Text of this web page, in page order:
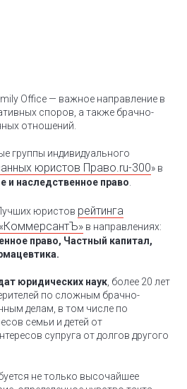
Office — важное направление в
споров, а также брачно-
отношений.
группы индивидуального
юристов Право.ru-300» в
и наследственное право.
юристов рейтинга
в направлениях:
право, Частный капитал,
юридических наук, более 20 лет
по сложным брачно-
делам, в том числе по
семьи и детей от
супруга от долгов другого
не только высочайшее